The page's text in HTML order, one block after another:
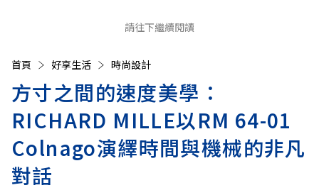
請往下繼續閱讀
首頁 好享生活 時尚設計
方寸之間的速度美學：
RICHARD MILLE以RM 64-01
Colnago演繹時間與機械的非凡
對話